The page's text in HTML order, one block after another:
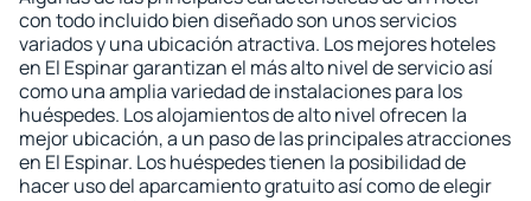
con todo incluido bien diseñado son unos servicios
variados y una ubicación atractiva. Los mejores hoteles
en El Espinar garantizan el más alto nivel de servicio así
como una amplia variedad de instalaciones para los
huéspedes. Los alojamientos de alto nivel ofrecen la
mejor ubicación, a un paso de las principales atracciones
en El Espinar. Los huéspedes tienen la posibilidad de
hacer uso del aparcamiento gratuito así como de elegir